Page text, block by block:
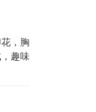
，胸
趣味